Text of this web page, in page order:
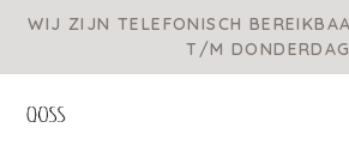
WIJ ZIJN TELEFONISCH
T/M DONDERDAG